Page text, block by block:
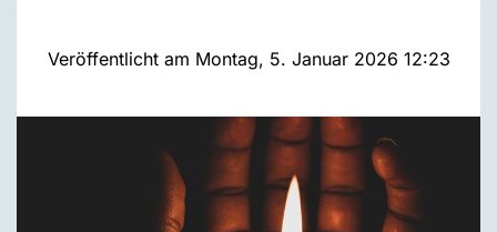
Veröffentlicht am Montag, 5. Januar 2026 12:23